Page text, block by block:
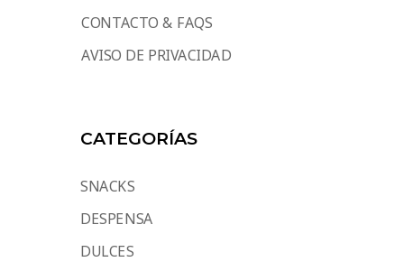
CONTACTO & FAQS
AVISO DE PRIVACIDAD
CATEGORÍAS
SNACKS
DESPENSA
DULCES